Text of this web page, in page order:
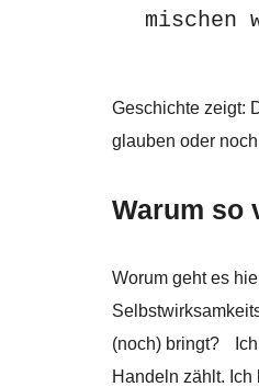
Geschichte zeigt:
glauben oder
Warum so
Worum geht es
(noch) bringt? Ich
Handeln zählt.